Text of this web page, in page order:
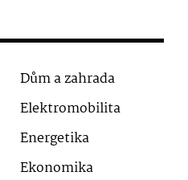
Dům a zahrada
Elektromobilita
Energetika
Ekonomika